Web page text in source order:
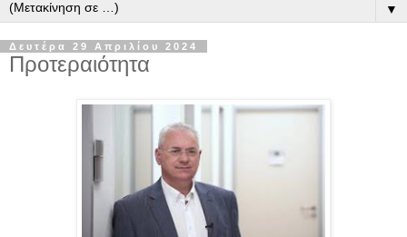
▼
Δευτέρα 29 Απριλίου 2024
Προτεραιότητα